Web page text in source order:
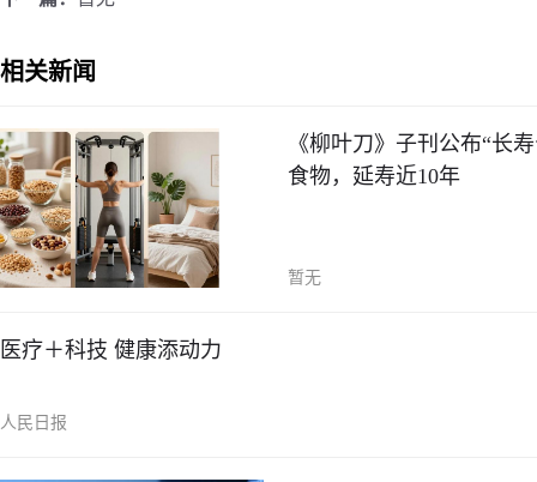
相关新闻
《柳叶刀》子刊公布“长
食物，延寿近10年
暂无
医疗＋科技 健康添动力
人民日报